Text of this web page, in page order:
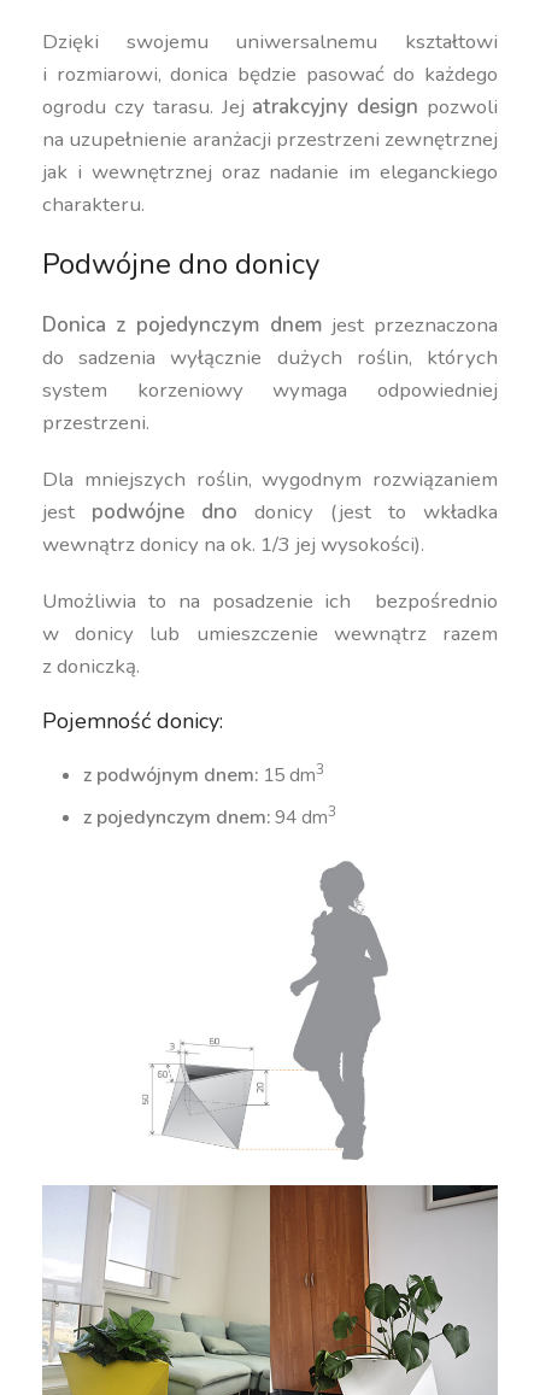
Dzięki swojemu uniwersalnemu kształtowi
i rozmiarowi, donica będzie pasować do każdego
ogrodu czy tarasu. Jej atrakcyjny design pozwoli
na uzupełnienie aranżacji przestrzeni zewnętrznej
jak i wewnętrznej oraz nadanie im eleganckiego
charakteru.
Podwójne dno donicy
Donica z pojedynczym dnemjest przeznaczona
do sadzenia wyłącznie dużych roślin, których
system korzeniowy wymaga odpowiedniej
przestrzeni.
Dla mniejszych roślin, wygodnym rozwiązaniem
jest podwójne dno donicy (jest to wkładka
wewnątrz donicy na ok. 1/3 jej wysokości).
Umożliwia to na posadzenie ich bezpośrednio
w donicy lub umieszczenie wewnątrz razem
z doniczką.
Pojemność donicy:
z podwójnym dnem: 15 dm3
z pojedynczym dnem:94 dm3